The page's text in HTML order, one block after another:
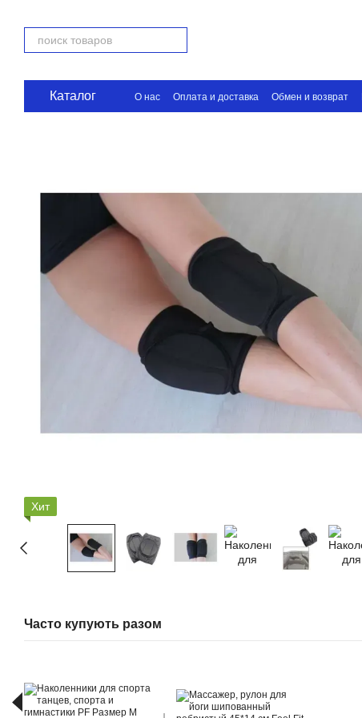
Каталог О нас Оплата и доставка Обмен и возврат
Хит
Часто купують разом